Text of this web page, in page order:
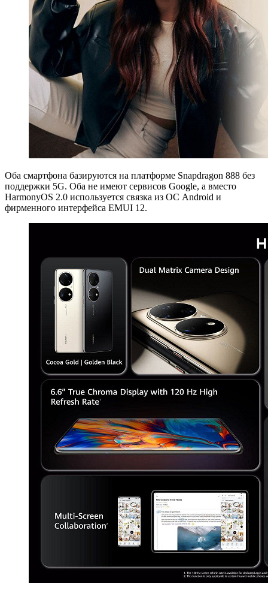
Оба смартфона базируются на платформе Snapdragon 888 без
поддержки 5G. Оба не имеют сервисов Google, а вместо
HarmonyOS 2.0 используется связка из ОС Android и
фирменного интерфейса EMUI 12.